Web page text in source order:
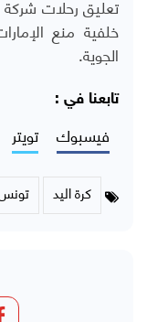
تعليق رحلات شركة
خلفية منع
الجوية.
تابعنا في :
فيسبوك تويتر
كرة اليد